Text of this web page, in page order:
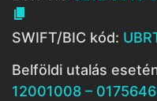

SWIFT/BIC kód:
Belföldi utalás
12001008 –